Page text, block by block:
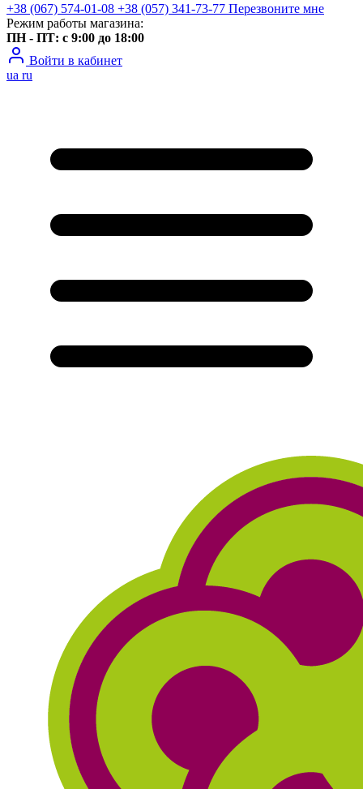
+38 (067) 574-01-08 +38 (057) 341-73-77 Перезвоните мне
Режим работы магазина:
ПН - ПТ: с 9:00 до 18:00
Войти в кабинет
ua ru